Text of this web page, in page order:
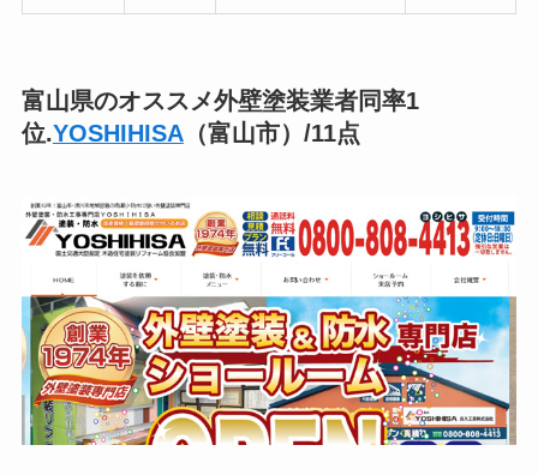
富山県のオススメ外壁塗装業者同率1
位.YOSHIHISA（富山市）/11点